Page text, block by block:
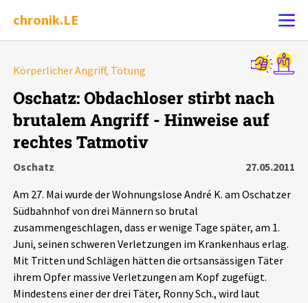
chronik.LE
Ereignis melden
Chronik
Dossiers
Schlaglichter
Phänomene
Körperlicher Angriff, Tötung
Oschatz: Obdachloser stirbt nach
brutalem Angriff - Hinweise auf
rechtes Tatmotiv
Oschatz
27.05.2011
Am 27. Mai wurde der Wohnungslose André K. am Oschatzer
Südbahnhof von drei Männern so brutal
zusammengeschlagen, dass er wenige Tage später, am 1.
Juni, seinen schweren Verletzungen im Krankenhaus erlag.
Mit Tritten und Schlägen hätten die ortsansässigen Täter
ihrem Opfer massive Verletzungen am Kopf zugefügt.
Mindestens einer der drei Täter, Ronny Sch., wird laut
Alle Ereignisse
7502 Ereignisse
Ereignisse Statistik
Filter Erklärungen